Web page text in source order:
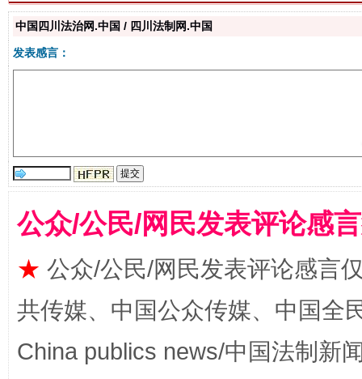
站台名比不上好声名
漫山遍野的桃花与雪山、麦地、白藏房 除
中国四川法治网.中国 / 四川法制网.中国
发表感言：
公众/公民/网民发表评论感
★ 公众/公民/网民发表评论感言
共传媒、中国公众传媒、中国全
China publics news/中国法制新